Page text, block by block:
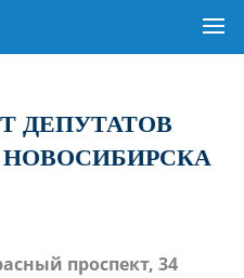
ДЕПУТАТОВ
НОВОСИБИРСКА
проспект, 34